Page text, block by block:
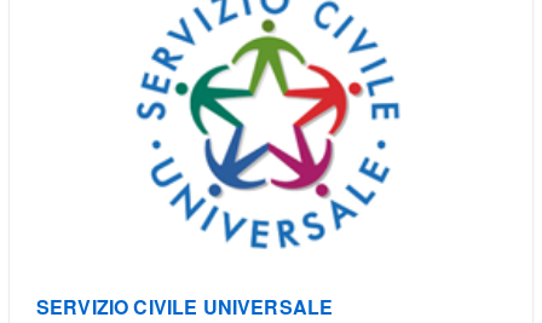
SERVIZIO CIVILE UNIVERSALE